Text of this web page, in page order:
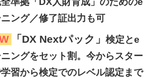
ング／修了証出力も可
「DX Nextパック」 検定とe
ングをセット割。今からスター
学習から検定でのレベル認定まで